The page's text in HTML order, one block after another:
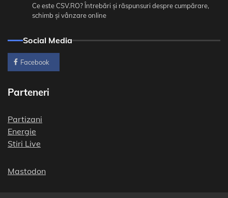
Ce este CSV.RO? Întrebări și răspunsuri despre cumpărare,
schimb și vânzare online
Social Media
Facebook
Parteneri
Partizani
Energie
Stiri Live
Mastodon